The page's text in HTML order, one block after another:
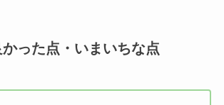
った点・いまいちな点